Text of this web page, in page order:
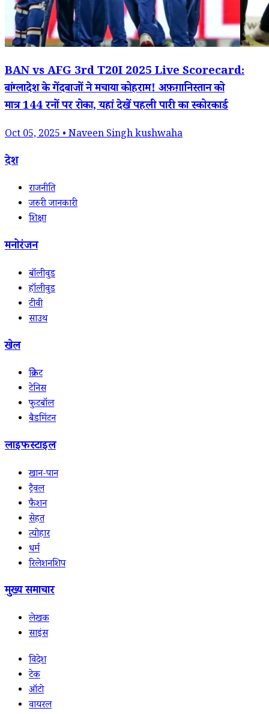
BAN vs AFG 3rd T20I 2025 Live Scorecard:
बांग्लादेश के गेंदबाजों ने मचाया कोहराम! अफ़ग़ानिस्तान को
मात्र 144 रनों पर रोका, यहां देखें पहली पारी का स्कोरकार्ड
Oct 05, 2025 • Naveen Singh kushwaha
देश
राजनीति
जरुरी जानकारी
शिक्षा
मनोरंजन
बॉलीवुड
हॉलीवुड
टीवी
साउथ
खेल
क्रिकेट
टेनिस
फुटबॉल
बैडमिंटन
लाइफस्टाइल
खान-पान
ट्रैवल
फैशन
सेहत
त्योहार
धर्म
रिलेशनशिप
मुख्य समाचार
लेखक
साइंस
विदेश
टेक
ऑटो
वायरल